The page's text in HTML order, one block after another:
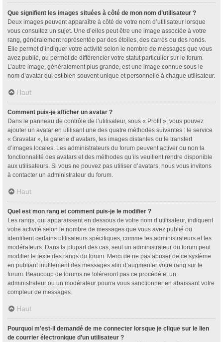
Que signifient les images situées à côté de mon nom d’utilisateur ?
Deux images peuvent apparaître à côté de votre nom d’utilisateur lorsque
vous consultez un sujet. Une d’elles peut être une image associée à votre
rang, généralement représentée par des étoiles, des carrés ou des ronds.
Elle permet d’indiquer votre activité selon le nombre de messages que vous
avez publié, ou permet de différencier votre statut particulier sur le forum.
L’autre image, généralement plus grande, est une image connue sous le
nom d’avatar qui est bien souvent unique et personnelle à chaque utilisateur.
Haut
Comment puis-je afficher un avatar ?
Dans le panneau de contrôle de l’utilisateur, sous « Profil », vous pouvez
ajouter un avatar en utilisant une des quatre méthodes suivantes : le service
« Gravatar », la galerie d’avatars, les images distantes ou le transfert
d’images locales. Les administrateurs du forum peuvent activer ou non la
fonctionnalité des avatars et des méthodes qu’ils veuillent rendre disponible
aux utilisateurs. Si vous ne pouvez pas utiliser d’avatars, nous vous invitons
à contacter un administrateur du forum.
Haut
Quel est mon rang et comment puis-je le modifier ?
Les rangs, qui apparaissent en dessous de votre nom d’utilisateur, indiquent
votre activité selon le nombre de messages que vous avez publié ou
identifient certains utilisateurs spécifiques, comme les administrateurs et les
modérateurs. Dans la plupart des cas, seul un administrateur du forum peut
modifier le texte des rangs du forum. Merci de ne pas abuser de ce système
en publiant inutilement des messages afin d’augmenter votre rang sur le
forum. Beaucoup de forums ne toléreront pas ce procédé et un
administrateur ou un modérateur pourra vous sanctionner en abaissant votre
compteur de messages.
Haut
Pourquoi m’est-il demandé de me connecter lorsque je clique sur le lien
de courrier électronique d’un utilisateur ?